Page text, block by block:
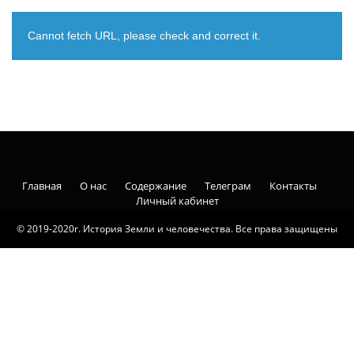
Cannot fetch URL, please check and correct it.
© 2019-2020г. История Земли и человечества. Все права защищены
Главная О нас Содержание Телеграм
Контакты
Личный кабинет